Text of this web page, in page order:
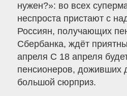
нужен?»: во всех
неспроста пристают с
Россиян, получающих
Сбербанка, ждёт
апреля С 18 апреля
пенсионеров, доживших
большой сюрприз.